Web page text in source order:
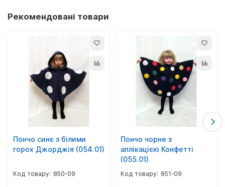
Рекомендовані товари
Пончо синє з білими
горох Джорджія (054.01)
850-09
Пончо чорне з
аплікацією Конфетті
(055.01)
851-09